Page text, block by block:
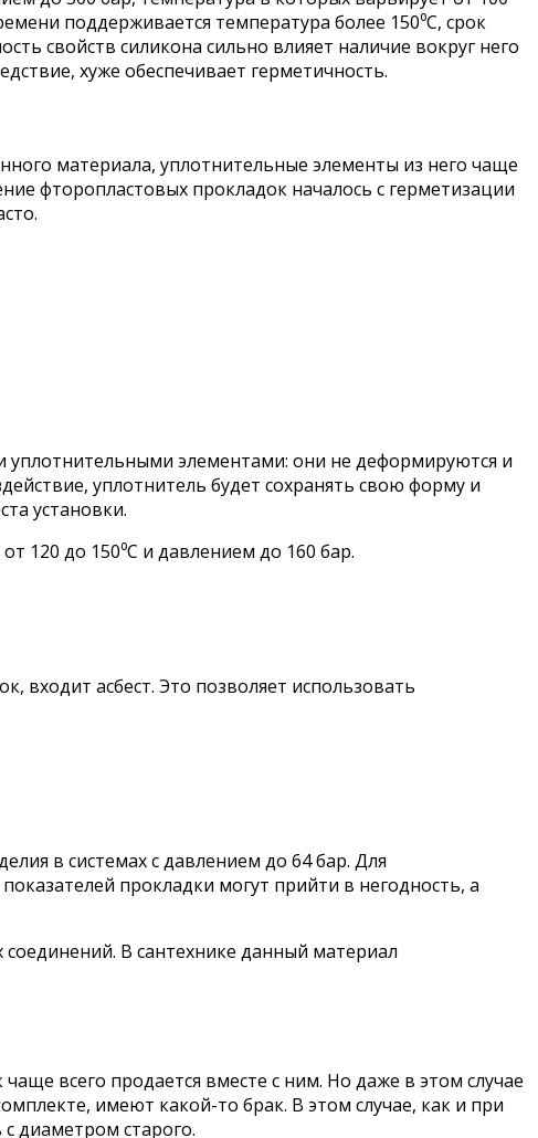
поддерживается температура более 150⁰С, срок
свойств силикона сильно влияет наличие вокруг него
хуже обеспечивает герметичность.
материала, уплотнительные элементы из него чаще
фторопластовых прокладок началось с герметизации
элементами: они не деформируются и
уплотнитель будет сохранять свою форму и
установки.
120 до 150⁰С и давлением до 160 бар.
входит асбест. Это позволяет использовать
в системах с давлением до 64 бар. Для
прокладки могут прийти в негодность, а
В сантехнике данный материал
всего продается вместе с ним. Но даже в этом случае
имеют какой-то брак. В этом случае, как и при
диаметром старого.